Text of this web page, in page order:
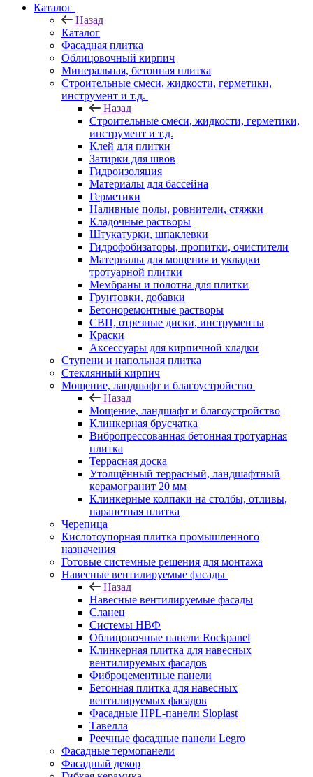
Каталог
Назад
Каталог
Фасадная плитка
Облицовочный кирпич
Минеральная, бетонная плитка
Строительные смеси, жидкости, герметики,
инструмент и т.д.
Назад
Строительные смеси, жидкости, герметики,
инструмент и т.д.
Клей для плитки
Затирки для швов
Гидроизоляция
Материалы для бассейна
Герметики
Наливные полы, ровнители, стяжки
Кладочные растворы
Штукатурки, шпаклевки
Гидрофобизаторы, пропитки, очистители
Материалы для мощения и укладки
тротуарной плитки
Мембраны и полотна для плитки
Грунтовки, добавки
Бетоноремонтные растворы
СВП, отрезные диски, инструменты
Краски
Аксессуары для кирпичной кладки
Ступени и напольная плитка
Cтеклянный кирпич
Мощение, ландшафт и благоустройство
Назад
Мощение, ландшафт и благоустройство
Клинкерная брусчатка
Вибропрессованная бетонная тротуарная
плитка
Террасная доска
Утолщённый террасный, ландшафтный
керамогранит 20 мм
Клинкерные колпаки на столбы, отливы,
парапетная плитка
Черепица
Кислотоупорная плитка промышленного
назначения
Готовые системные решения для монтажа
Навесные вентилируемые фасады
Назад
Навесные вентилируемые фасады
Сланец
Системы НВФ
Облицовочные панели Rockpanel
Клинкерная плитка для навесных
вентилируемых фасадов
Фиброцементные панели
Бетонная плитка для навесных
вентилируемых фасадов
Фасадные HPL-панели Sloplast
Тавелла
Реечные фасадные панели Legro
Фасадные термопанели
Фасадный декор